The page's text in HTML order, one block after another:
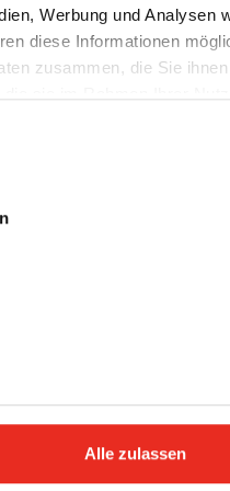
Werbung und Analysen
diese Informationen
zusammen, die Sie
Alle zulassen